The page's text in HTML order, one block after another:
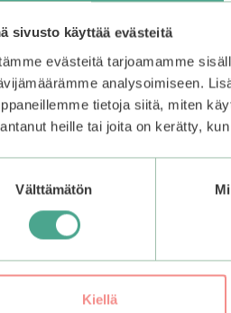
sivusto käyttää evästeitä
evästeitä tarjoamamme
analysoimiseen.
tietoja siitä, miten
heille tai joita on kerätty,
Välttämätön
Kiellä
kasvoille ja kaulalle
viimeistele ihonhoitorutiini